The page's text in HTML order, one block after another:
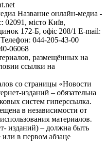
Название онлайн-медиа -
02091, місто Київ,
172-Б, офіс 208/1 E-mail:
Телефон: 044-205-43-00
06068
размещённых на
ссылки на
со страницы «Новости
изданий – обязательна
систем гиперссылка.
в независимости от
материалов.
изданий) – должна быть
или в первом абзаце